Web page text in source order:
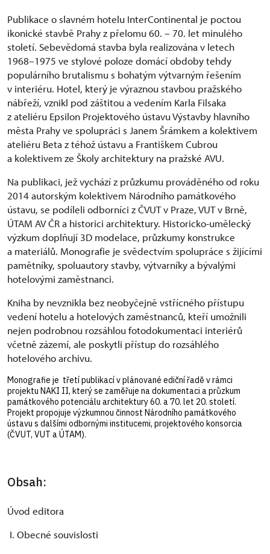
Publikace o slavném hotelu InterContinental je poctou
ikonické stavbě Prahy z přelomu 60. – 70. let minulého
století. Sebevědomá stavba byla realizována v letech
1968–1975 ve stylové poloze domácí obdoby tehdy
populárního brutalismu s bohatým výtvarným řešením
v interiéru. Hotel, který je výraznou stavbou pražského
nábřeží, vznikl pod záštitou a vedením Karla Filsaka
z ateliéru Epsilon Projektového ústavu Výstavby hlavního
města Prahy ve spolupráci s Janem Šrámkem a kolektivem
ateliéru Beta z téhož ústavu a Františkem Cubrou
a kolektivem ze Školy architektury na pražské AVU.
Na publikaci, jež vychází z průzkumu prováděného od roku
2014 autorským kolektivem Národního památkového
ústavu, se podíleli odborníci z ČVUT v Praze, VUT v Brně,
ÚTAM AV ČR a historici architektury. Historicko-umělecký
výzkum doplňují 3D modelace, průzkumy konstrukce
a materiálů. Monografie je svědectvím spolupráce s žijícími
pamětníky, spoluautory stavby, výtvarníky a bývalými
hotelovými zaměstnanci.
Kniha by nevznikla bez neobyčejně vstřícného přístupu
vedení hotelu a hotelových zaměstnanců, kteří umožnili
nejen podrobnou rozsáhlou fotodokumentaci interiérů
včetně zázemí, ale poskytli přístup do rozsáhlého
hotelového archivu.
Monografie je třetí publikací v plánované ediční řadě v rámci
projektu NAKI II, který se zaměřuje na dokumentaci a průzkum
památkového potenciálu architektury 60. a 70. let 20. století.
Projekt propojuje výzkumnou činnost Národního památkového
ústavu s dalšími odbornými institucemi, projektového konsorcia
(ČVUT, VUT a ÚTAM).
Obsah:
Úvod editora
I. Obecné souvislosti